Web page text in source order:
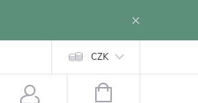
CZK
NÁKUPNÍ